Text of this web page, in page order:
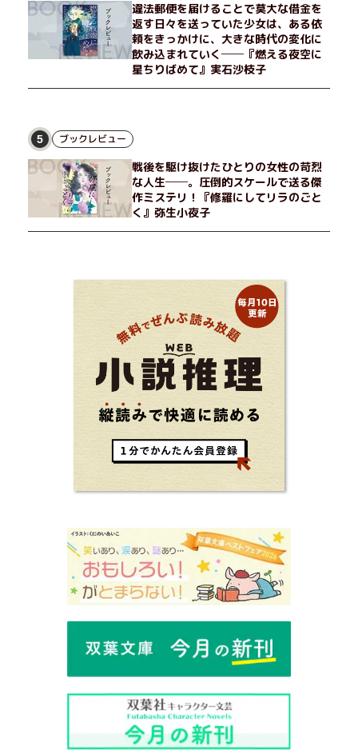
違法郵便を届けることで莫大な借金を
返す日々を送っていた少女は、ある依
頼をきっかけに、大きな時代の変化に
飲み込まれていく──『燃える夜空に
星ちりばめて』実石沙枝子
5 ブックレビュー
戦後を駆け抜けたひとりの女性の苛烈
な人生──。圧倒的スケールで送る傑
作ミステリ！『修羅にしてリラのごと
く』弥生小夜子